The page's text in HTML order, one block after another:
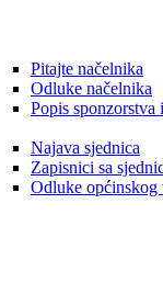
Pitajte načelnika
Odluke načelnika
Popis sponzorstva
Najava sjednica
Zapisnici sa
Odluke općinskog